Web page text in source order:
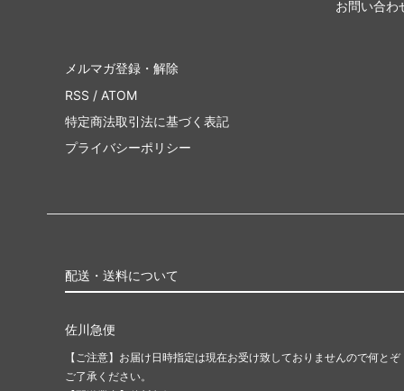
お問い合わ
メルマガ登録・解除
RSS / ATOM
特定商法取引法に基づく表記
プライバシーポリシー
配送・送料について
佐川急便
【ご注意】お届け日時指定は現在お受け致しておりませんので何とぞ
ご了承ください。